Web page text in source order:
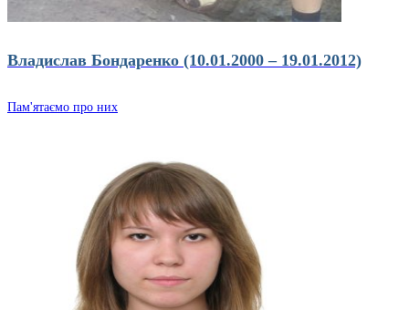
Владислав Бондаренко (10.01.2000 – 19.01.2012)
Пам'ятаємо про них